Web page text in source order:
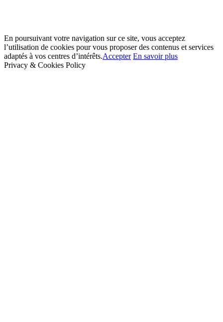
En poursuivant votre navigation sur ce site, vous acceptez
l’utilisation de cookies pour vous proposer des contenus et services
adaptés à vos centres d’intérêts.Accepter En savoir plus
Privacy & Cookies Policy